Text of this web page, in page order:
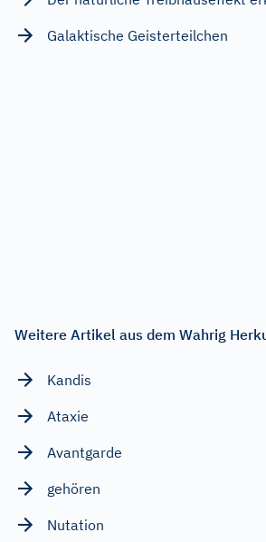
Galaktische Geisterteilchen
Weitere Artikel aus dem Wahrig
Kandis
Ataxie
Avantgarde
gehören
Nutation